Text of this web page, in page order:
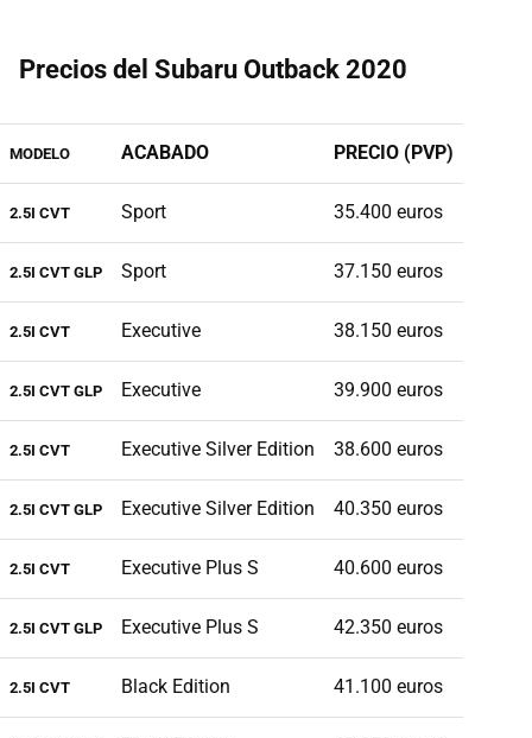
Precios del Subaru Outback 2020
MODELO ACABADO PRECIO (PVP)
2.5I CVT Sport 35.400 euros
2.5I CVT GLP Sport 37.150 euros
2.5I CVT Executive 38.150 euros
2.5I CVT GLP Executive 39.900 euros
2.5I CVT Executive Silver Edition 38.600 euros
2.5I CVT GLP Executive Silver Edition 40.350 euros
2.5I CVT Executive Plus S 40.600 euros
2.5I CVT GLP Executive Plus S 42.350 euros
2.5I CVT Black Edition 41.100 euros